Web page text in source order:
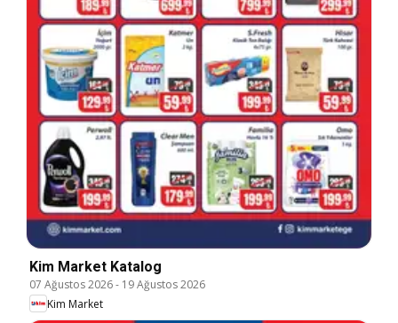
Kim Market Katalog
07 Ağustos 2026- 19 Ağustos 2026
Kim Market